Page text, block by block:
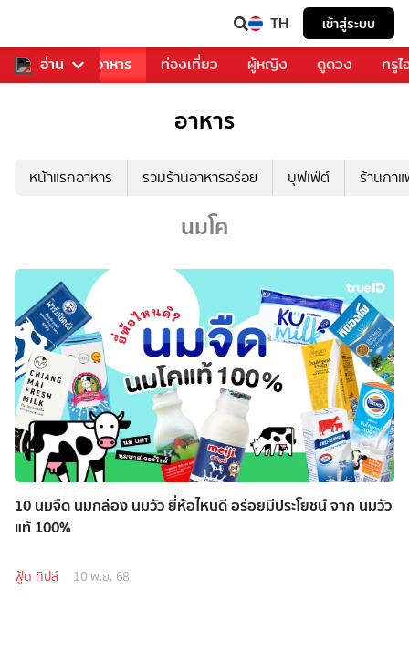
TH เข้าสู่ระบบ
อ่าน
การเพลง อาหาร ท่องเที่ยว ผู้หญิง ดูดวง ทรู
อาหาร
หน้าแรกอาหาร รวมร้านอาหารอร่อย บุฟเฟ่ต์ ร้านกา
นมโค
10 นมจืด นมกล่อง นมวัว ยี่ห้อไหนดี อร่อยมีประโยชน์ จาก นมวัว
แท้ 100%
ฟู้ด ทิปส์ 10 พ.ย. 68